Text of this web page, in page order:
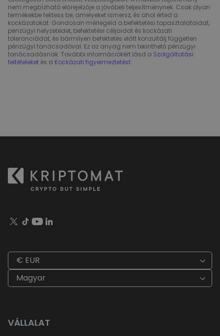
nem megbízható előrejelzője a jövőbeli teljesítménynek. Csak olyan
termékekbe fektess be, amelyeket ismersz, és ahol érted a
kockázatokat. Gondosan mérlegeld a befektetési tapasztalataidat,
pénzügyi helyzetedet, befektetési céljaidat és kockázati
toleranciádat, és bármilyen befektetés előtt konzultálj független
pénzügyi tanácsadóval. Ez az anyag nem tekinthető pénzügyi
tanácsadásnak. További információkért lásd a Szolgáltatási
feltételeket és a Kockázati figyelmeztetést.
€ EUR
Magyar
VÁLLALAT